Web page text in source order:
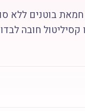
בוטנים ללא
קסיליטול חובה